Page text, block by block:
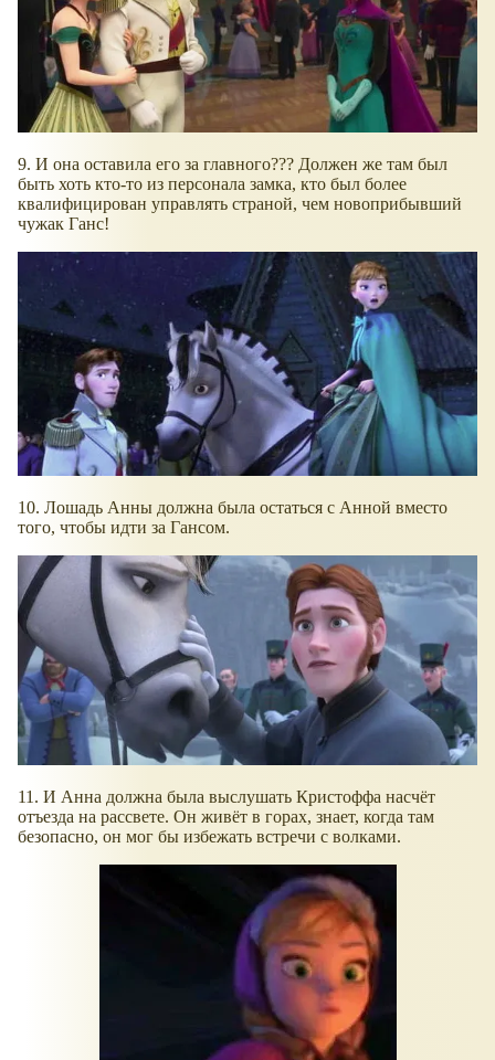
9. И она оставила его за главного??? Должен же там был
быть хоть кто-то из персонала замка, кто был более
квалифицирован управлять страной, чем новоприбывший
чужак Ганс!
10. Лошадь Анны должна была остаться с Анной вместо
того, чтобы идти за Гансом.
11. И Анна должна была выслушать Кристоффа насчёт
отъезда на рассвете. Он живёт в горах, знает, когда там
безопасно, он мог бы избежать встречи с волками.